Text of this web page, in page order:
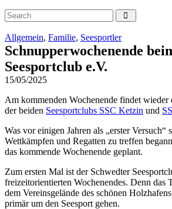
Allgemein, Familie, Seesportler
Schnupperwochenende
Seesportclub e.V.
15/05/2025
Am kommenden Wochenende findet wieder
der beiden Seesportclubs SSC Ketzin und
Was vor einigen Jahren als „erster Versuch“
Wettkämpfen und Regatten zu treffen
das kommende Wochenende geplant.
Zum ersten Mal ist der Schwedter
freizeitorientierten Wochenendes. Denn das
dem Vereinsgelände des schönen
primär um den Seesport gehen.